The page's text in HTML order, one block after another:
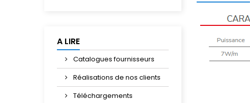
A LIRE
Catalogues fournisseurs
Réalisations de nos clients
Téléchargements